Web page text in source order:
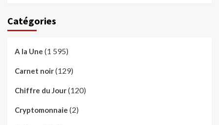
Catégories
A la Une (1 595)
Carnet noir(129)
Chiffre du Jour(120)
Cryptomonnaie (2)